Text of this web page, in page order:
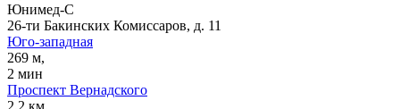
Юнимед-С
26-ти Бакинских Комиссаров, д. 11
Юго-западная
269 м,
2 мин
Проспект Вернадского
2,2 км,